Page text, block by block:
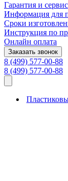
Гарантия и сервис
Информация для
Сроки
Инструкция по
Онлайн оплата
Заказать звонок
8 (499) 577-00-88
8 (499) 577-00-88